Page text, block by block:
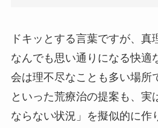
ドキッとする言葉ですが、真
なんでも思い通りになる快適
会は理不尽なことも多い場所
といった荒療治の提案も、実
ならない状況」を擬似的に作